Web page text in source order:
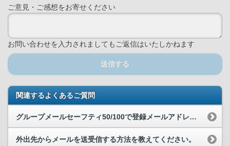
ご意見・ご感想をお寄せください
お問い合わせを入力されましてもご返信はいたしかねます
送信する
関連するよくあるご質問
グループメールセーフティ50/100で登録メールアドレス全てに返信すること...
外出先からメールを送受信する方法を教えてください。